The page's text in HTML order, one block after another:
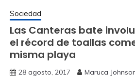
Sociedad
Las Canteras bate
el récord de toallas
misma playa
28 agosto, 2017 Maruca